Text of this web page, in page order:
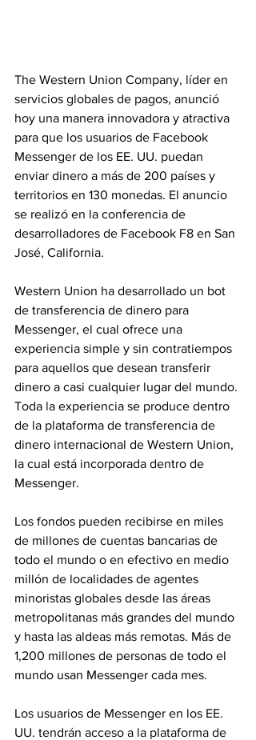
The Western Union Company, líder en
servicios globales de pagos, anunció
hoy una manera innovadora y atractiva
para que los usuarios de Facebook
Messenger de los EE. UU. puedan
enviar dinero a más de 200 países y
territorios en 130 monedas. El anuncio
se realizó en la conferencia de
desarrolladores de Facebook F8 en San
José, California.
Western Union ha desarrollado un bot
de transferencia de dinero para
Messenger, el cual ofrece una
experiencia simple y sin contratiempos
para aquellos que desean transferir
dinero a casi cualquier lugar del mundo.
Toda la experiencia se produce dentro
de la plataforma de transferencia de
dinero internacional de Western Union,
la cual está incorporada dentro de
Messenger.
Los fondos pueden recibirse en miles
de millones de cuentas bancarias de
todo el mundo o en efectivo en medio
millón de localidades de agentes
minoristas globales desde las áreas
metropolitanas más grandes del mundo
y hasta las aldeas más remotas. Más de
1,200 millones de personas de todo el
mundo usan Messenger cada mes.
Los usuarios de Messenger en los EE.
UU. tendrán acceso a la plataforma de